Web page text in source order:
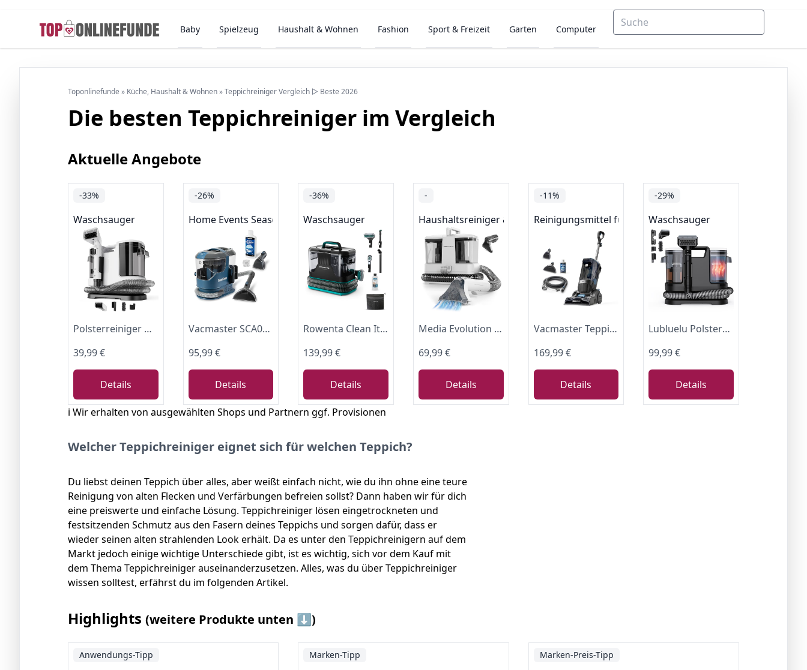
Baby Spielzeug Haushalt & Wohnen Fashion Sport & Freizeit Garten Computer
Toponlinefunde » Küche, Haushalt & Wohnen»Teppichreiniger Vergleich ▷ Beste 2026
Die besten Teppichreiniger im Vergleich
Aktuelle Angebote
-33%
Waschsauger
Polsterreiniger Gerät Nasssauger Waschsauger Dampfreiniger Polstermöbel
39,99 €
Details
-26%
Home Events Seasonal
Vacmaster SCA0801 Waschsauger Teppichreiniger Fleckenreiniger für Teppiche, Vorleger, Polster, Treppen und Autos | Nass-Trocken-Sauger Starke Saugkraft Wasser Waschen Dekontamination | 800 W
95,99 €
Details
-36%
Waschsauger
Rowenta Clean It Fleckenreiniger, tragbarer Teppichreiniger, schnelle und einfache Reinigung, abnehmbarer 2.3-Liter-Tank, wechselbare Reinigungsköpfe, 750 Watt, Grün, Schwarz, IN5020F0
139,99 €
Details
-
Haushaltsreiniger & Staubsauger
Media Evolution Polsterreiniger Gerät und Nassauger – Kompakter Teppichreiniger und Textilreiniger – Waschsauger für Teppich, Polster Autositze & Sofa
69,99 €
Details
-11%
Reinigungsmittel für Teppichbodenreiniger
Vacmaster Teppichreiniger | Professionelle Ergebnisse | Entfernt Schmutz und Flecken | Leistungsstarker 750W Motor | 3,2L Tankkapazität | Für Teppiche, Treppen und Polster
169,99 €
Details
-29%
Waschsauger
Lubluelu Polsterreiniger Gerät, 1400 W, 18 kPa, erhitzt Wasser in 10 Sek.
99,99 €
Details
ℹ️ Wir erhalten von ausgewählten Shops und Partnern ggf. Provisionen
Welcher Teppichreiniger eignet sich für welchen Teppich?
Du liebst deinen Teppich über alles, aber weißt einfach nicht, wie du ihn ohne eine teure
Reinigung von alten Flecken und Verfärbungen befreien sollst? Dann haben wir für dich
eine preiswerte und einfache Lösung. Teppichreiniger lösen eingetrockneten und
festsitzenden Schmutz aus den Fasern deines Teppichs und sorgen dafür, dass er
wieder seinen alten strahlenden Look erhält. Da es unter den Teppichreinigern auf dem
Markt jedoch einige wichtige Unterschiede gibt, ist es wichtig, sich vor dem Kauf mit
dem Thema Teppichreiniger auseinanderzusetzen. Alles, was du über Teppichreiniger
wissen solltest, erfährst du im folgenden Artikel.
Highlights (weitere Produkte unten ⬇️)
Anwendungs-Tipp Marken-Tipp Marken-Preis-Tipp